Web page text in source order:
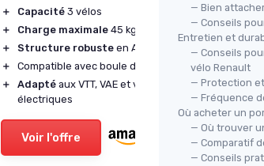
＋ Capacité 3 vélos
＋
Charge maximale 45 kg
＋
Structure robuste en Acier Q235
＋
Compatible avec boule d’attelage
＋
Adapté aux VTT, VAE et vélos
électriques
Voir l'offre
＋
＋
＋
＋
— Bien
— Conseils
Entretien et
— Conseils
vélo Renault
— Protection
— Fréquence
Où acheter un
— Où trouver
— Comparatif
— Conseils